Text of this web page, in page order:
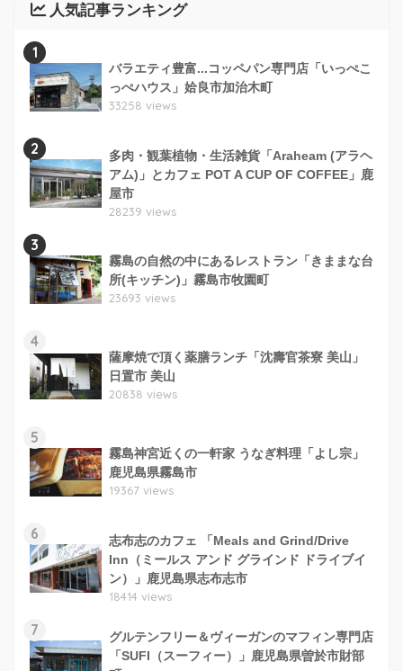
人気記事ランキング
1
バラエティ豊富...コッペパン専門店「いっぺこ
っぺハウス」姶良市加治木町
33258 views
2
多肉・観葉植物・生活雑貨「Araheam (アラヘ
アム)」とカフェ POT A CUP OF COFFEE」鹿
屋市
28239 views
3
霧島の自然の中にあるレストラン「きままな台
所(キッチン)」霧島市牧園町
23693 views
4
薩摩焼で頂く薬膳ランチ「沈壽官茶寮 美山」
日置市 美山
20838 views
5
霧島神宮近くの一軒家 うなぎ料理「よし宗」
鹿児島県霧島市
19367 views
6
志布志のカフェ 「Meals and Grind/Drive
Inn（ミールス アンド グラインド ドライブイ
ン）」鹿児島県志布志市
18414 views
7
グルテンフリー＆ヴィーガンのマフィン専門店
「SUFI（スーフィー）」鹿児島県曽於市財部